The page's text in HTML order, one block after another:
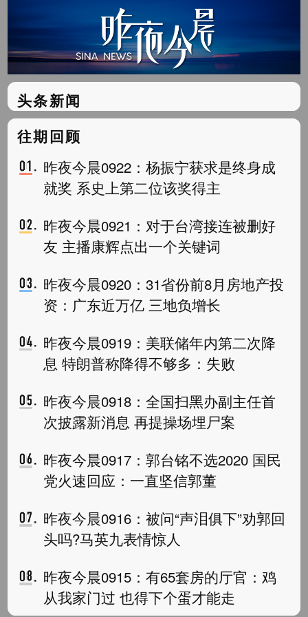
头条新闻
往期回顾
昨夜今晨0922：杨振宁获求是终身成
就奖 系史上第二位该奖得主
昨夜今晨0921：对于台湾接连被删好
友 主播康辉点出一个关键词
昨夜今晨0920：31省份前8月房地产投
资：广东近万亿 三地负增长
昨夜今晨0919：美联储年内第二次降
息 特朗普称降得不够多：失败
昨夜今晨0918：全国扫黑办副主任首
次披露新消息 再提操场埋尸案
昨夜今晨0917：郭台铭不选2020 国民
党火速回应：一直坚信郭董
昨夜今晨0916：被问“声泪俱下”劝郭回
头吗?马英九表情惊人
昨夜今晨0915：有65套房的厅官：鸡
从我家门过 也得下个蛋才能走